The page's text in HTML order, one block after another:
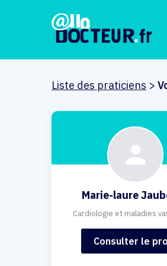
Liste des praticiens >
Marie-laure
Cardiologie et maladies
Consulter le